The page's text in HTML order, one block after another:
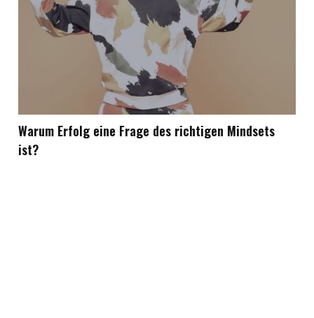
Warum Erfolg eine Frage des richtigen Mindsets
ist?